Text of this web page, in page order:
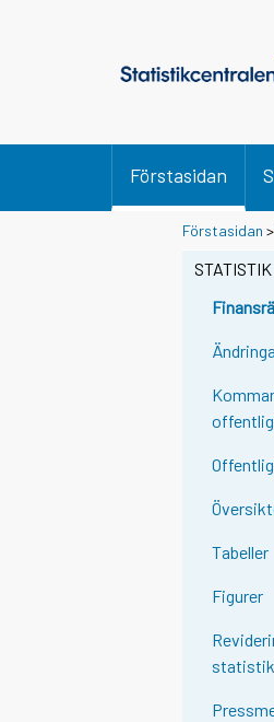
Förstasidan
Förstasidan >
STATISTIK
Tabeller
Figurer
statistik